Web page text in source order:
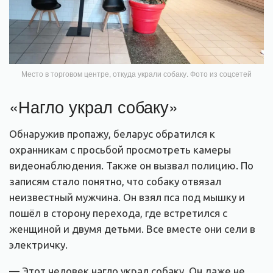
Место в торговом центре, откуда украли собаку. Фото из соцсетей
«Нагло украл собаку»
Обнаружив пропажу, беларус обратился к
охранникам с просьбой просмотреть камеры
видеонаблюдения. Также он вызвал полицию. По
записям стало понятно, что собаку отвязал
неизвестный мужчина. Он взял пса под мышку и
пошёл в сторону перехода, где встретился с
женщиной и двумя детьми. Все вместе они сели в
электричку.
— Этот человек нагло украл собаку. Он даже не